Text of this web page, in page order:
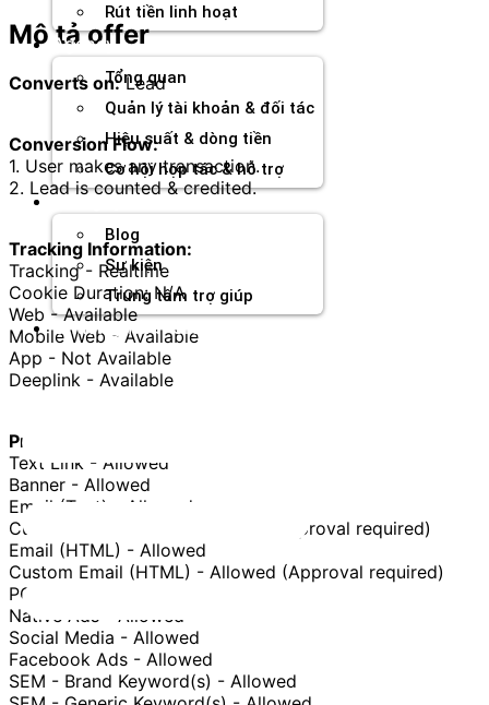
Rút tiền linh hoạt
Agency
Tổng quan
Quản lý tài khoản & đối tác
Hiệu suất & dòng tiền
Cơ hội hợp tác & hỗ trợ
Tài nguyên
Blog
Sự kiện
Trung tâm trợ giúp
Chương Trình Creator
Mô tả offer
Converts on:Lead
Conversion Flow:
1. User makes any transaction.
2. Lead is counted & credited.
Tracking Information:
Tracking - Realtime
Cookie Duration: N/A
Web - Available
Mobile Web - Available
App - Not Available
Deeplink - Available
Promotion Methods:
Text Link - Allowed
Banner - Allowed
Email (Text) - Allowed
Custom Email (Text) - Allowed (Approval required)
Email (HTML) - Allowed
Custom Email (HTML) - Allowed (Approval required)
POP Traffic - Allowed
Native Ads - Allowed
Social Media - Allowed
Facebook Ads - Allowed
SEM - Brand Keyword(s) - Allowed